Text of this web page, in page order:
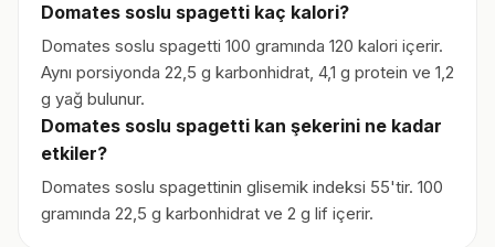
Domates soslu spagetti kaç kalori?
Domates soslu spagetti 100 gramında 120 kalori içerir.
Aynı porsiyonda 22,5 g karbonhidrat, 4,1 g protein ve 1,2
g yağ bulunur.
Domates soslu spagetti kan şekerini ne kadar
etkiler?
Domates soslu spagettinin glisemik indeksi 55'tir. 100
gramında 22,5 g karbonhidrat ve 2 g lif içerir.